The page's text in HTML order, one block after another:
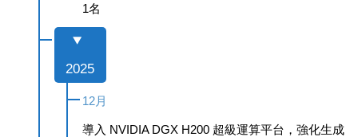
1名
2025
12月
導入 NVIDIA DGX H200 超級運算平台，強化生成